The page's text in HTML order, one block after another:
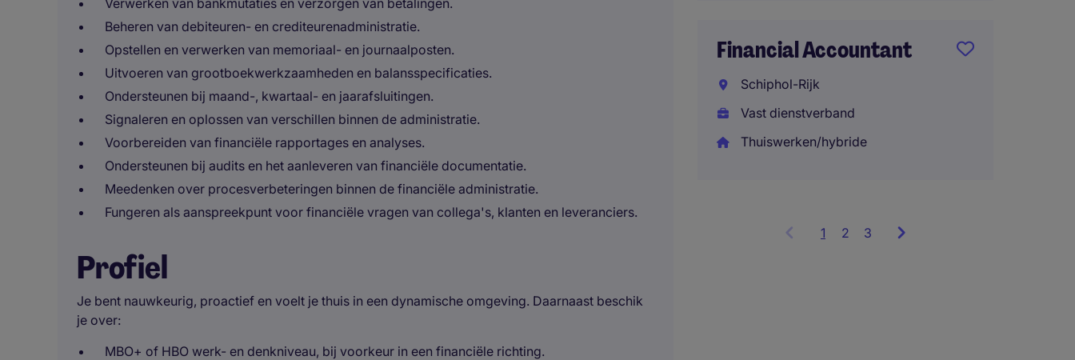
Verwerken van bankmutaties en verzorgen van betalingen.
Beheren van debiteuren- en crediteurenadministratie.
Opstellen en verwerken van memoriaal- en journaalposten.
Uitvoeren van grootboekwerkzaamheden en balansspecificaties.
Ondersteunen bij maand-, kwartaal- en jaarafsluitingen.
Signaleren en oplossen van verschillen binnen de administratie.
Voorbereiden van financiële rapportages en analyses.
Ondersteunen bij audits en het aanleveren van financiële documentatie.
Meedenken over procesverbeteringen binnen de financiële administratie.
Fungeren als aanspreekpunt voor financiële vragen van collega's, klanten en leveranciers.
Profiel
Je bent nauwkeurig, proactief en voelt je thuis in een dynamische omgeving. Daarnaast beschik
je over:
MBO+ of HBO werk- en denkniveau, bij voorkeur in een financiële richting.
Financial Accountant
Schiphol-Rijk
Vast dienstverband
Thuiswerken/hybride
1 Showing
2 3